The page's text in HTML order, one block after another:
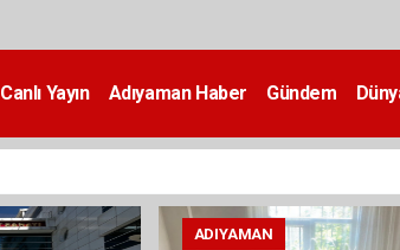
Canlı Yayın Adıyaman Haber Gündem
ADIYAMAN